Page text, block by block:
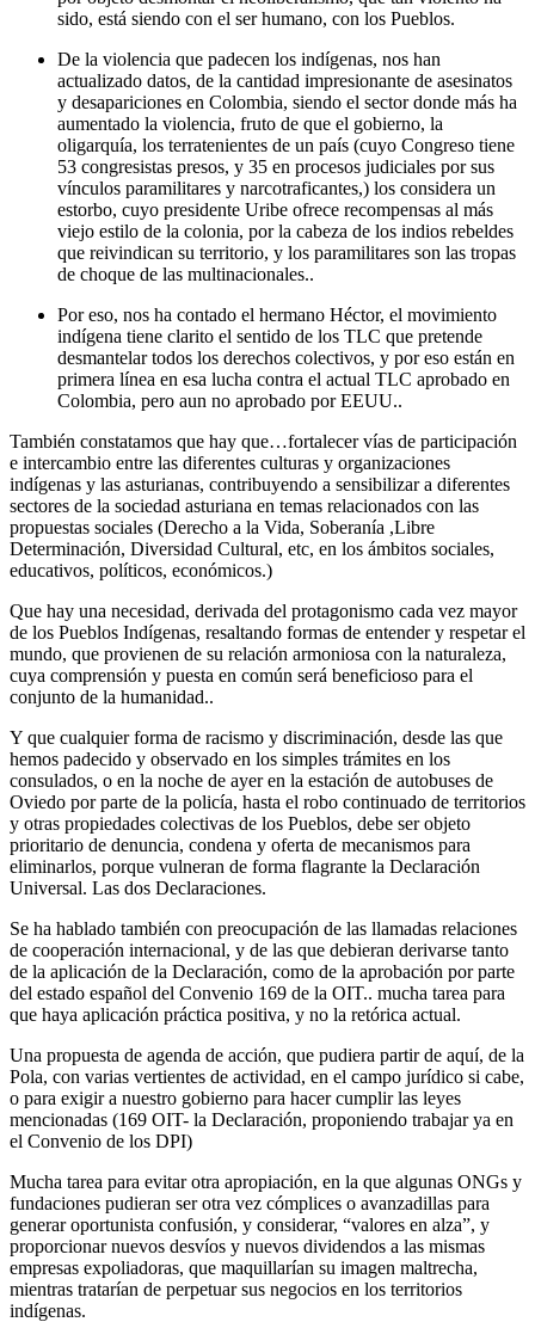
sido, está siendo con el ser humano, con los Pueblos.
De la violencia que padecen los indígenas, nos han
actualizado datos, de la cantidad impresionante de asesinatos
y desapariciones en Colombia, siendo el sector donde más ha
aumentado la violencia, fruto de que el gobierno, la
oligarquía, los terratenientes de un país (cuyo Congreso tiene
53 congresistas presos, y 35 en procesos judiciales por sus
vínculos paramilitares y narcotraficantes,) los considera un
estorbo, cuyo presidente Uribe ofrece recompensas al más
viejo estilo de la colonia, por la cabeza de los indios rebeldes
que reivindican su territorio, y los paramilitares son las tropas
de choque de las multinacionales..
Por eso, nos ha contado el hermano Héctor, el movimiento
indígena tiene clarito el sentido de los TLC que pretende
desmantelar todos los derechos colectivos, y por eso están en
primera línea en esa lucha contra el actual TLC aprobado en
Colombia, pero aun no aprobado por EEUU..
También constatamos que hay que…fortalecer vías de participación
e intercambio entre las diferentes culturas y organizaciones
indígenas y las asturianas, contribuyendo a sensibilizar a diferentes
sectores de la sociedad asturiana en temas relacionados con las
propuestas sociales (Derecho a la Vida, Soberanía ,Libre
Determinación, Diversidad Cultural, etc, en los ámbitos sociales,
educativos, políticos, económicos.)
Que hay una necesidad, derivada del protagonismo cada vez mayor
de los Pueblos Indígenas, resaltando formas de entender y respetar el
mundo, que provienen de su relación armoniosa con la naturaleza,
cuya comprensión y puesta en común será beneficioso para el
conjunto de la humanidad..
Y que cualquier forma de racismo y discriminación, desde las que
hemos padecido y observado en los simples trámites en los
consulados, o en la noche de ayer en la estación de autobuses de
Oviedo por parte de la policía, hasta el robo continuado de territorios
y otras propiedades colectivas de los Pueblos, debe ser objeto
prioritario de denuncia, condena y oferta de mecanismos para
eliminarlos, porque vulneran de forma flagrante la Declaración
Universal. Las dos Declaraciones.
Se ha hablado también con preocupación de las llamadas relaciones
de cooperación internacional, y de las que debieran derivarse tanto
de la aplicación de la Declaración, como de la aprobación por parte
del estado español del Convenio 169 de la OIT.. mucha tarea para
que haya aplicación práctica positiva, y no la retórica actual.
Una propuesta de agenda de acción, que pudiera partir de aquí, de la
Pola, con varias vertientes de actividad, en el campo jurídico si cabe,
o para exigir a nuestro gobierno para hacer cumplir las leyes
mencionadas (169 OIT- la Declaración, proponiendo trabajar ya en
el Convenio de los DPI)
Mucha tarea para evitar otra apropiación, en la que algunas ONGs y
fundaciones pudieran ser otra vez cómplices o avanzadillas para
generar oportunista confusión, y considerar, “valores en alza”, y
proporcionar nuevos desvíos y nuevos dividendos a las mismas
empresas expoliadoras, que maquillarían su imagen maltrecha,
mientras tratarían de perpetuar sus negocios en los territorios
indígenas.